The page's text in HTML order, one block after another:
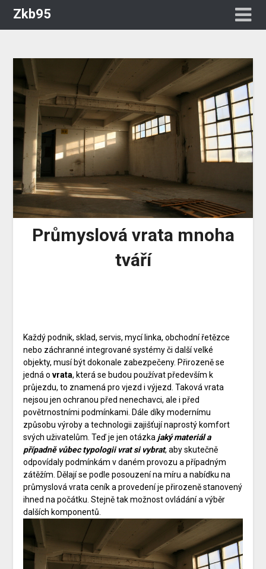
Zkb95
Průmyslová vrata mnoha
tváří
Každý podnik, sklad, servis, mycí linka, obchodní řetězce
nebo záchranné integrované systémy či další velké
objekty, musí být dokonale zabezpečeny. Přirozeně se
jedná o vrata, která se budou používat především k
průjezdu, to znamená pro vjezd i výjezd. Taková vrata
nejsou jen ochranou před nenechavci, ale i před
povětrnostními podmínkami. Dále díky modernímu
způsobu výroby a technologii zajišťují naprostý komfort
svých uživatelům. Teď je jen otázka jaký materiál a
případně vůbec typologii vrat si vybrat, aby skutečně
odpovídaly podmínkám v daném provozu a případným
zátěžím. Dělají se podle posouzení na míru a nabídku na
průmyslová vrata ceníka provedení je přirozeně stanovený
ihned na počátku. Stejně tak možnost ovládání a výběr
dalších komponentů.